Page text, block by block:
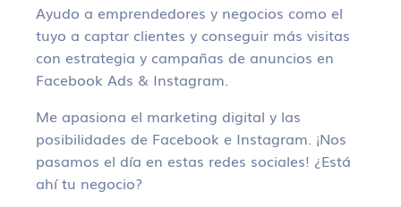
Ayudo a emprendedores y negocios como el
tuyo a captar clientes y conseguir más visitas
con estrategia y campañas de anuncios en
Facebook Ads & Instagram.
Me apasiona el marketing digital y las
posibilidades de Facebook e Instagram. ¡Nos
pasamos el día en estas redes sociales! ¿Está
ahí tu negocio?